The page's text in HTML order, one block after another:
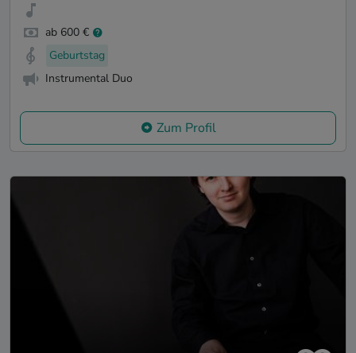
ab 600 €
Geburtstag
Instrumental Duo
Zum Profil